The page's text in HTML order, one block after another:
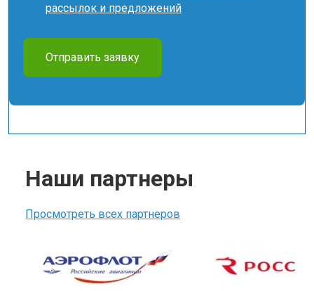
рассылок и предложений
Отправить заявку
Наши партнеры
Просмотреть всех партнеров